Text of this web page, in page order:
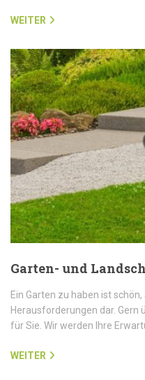
WEITER
Garten- und
Ein Garten zu haben ist
Herausforderungen dar.
für Sie. Wir werden Ihre
WEITER